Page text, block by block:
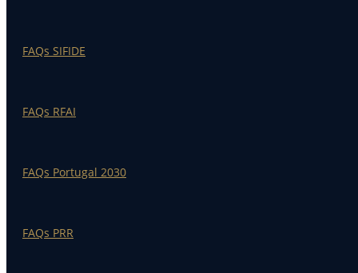
FAQs SIFIDE
FAQs RFAI
FAQs Portugal 2030
FAQs PRR